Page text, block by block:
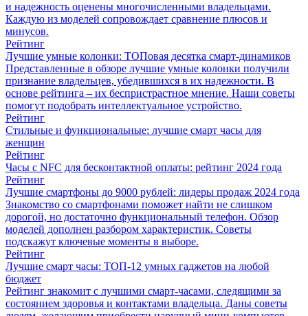
и надежность оценены многочисленными владельцами.
Каждую из моделей сопровождает сравнение плюсов и
минусов.
Рейтинг
Лучшие умные колонки: ТОПовая десятка смарт-динамиков
Представленные в обзоре лучшие умные колонки получили
признание владельцев, убедившихся в их надежности. В
основе рейтинга – их беспристрастное мнение. Наши советы
помогут подобрать интеллектуальное устройство.
Рейтинг
Стильные и функциональные: лучшие смарт часы для
женщин
Рейтинг
Часы с NFC для бесконтактной оплаты: рейтинг 2024 года
Рейтинг
Лучшие смартфоны до 9000 рублей: лидеры продаж 2024 года
Знакомство со смартфонами поможет найти не слишком
дорогой, но достаточно функциональный телефон. Обзор
моделей дополнен разбором характеристик. Советы
подскажут ключевые моменты в выборе.
Рейтинг
Лучшие смарт часы: ТОП-12 умных гаджетов на любой
бюджет
Рейтинг знакомит с лучшими смарт-часами, следящими за
состоянием здоровья и контактами владельца. Даны советы